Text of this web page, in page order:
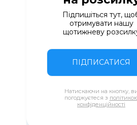
Підпишіться тут,
отримувати нашу
щотижневу
ПІДПИСАТИСЯ
Натискаючи на кнопку,
погоджуєтеся з
конфіденційності